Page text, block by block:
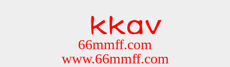
66mmff.com
www.66mmff.com